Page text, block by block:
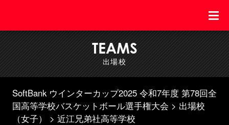
TEAMS
出場校
SoftBank ウインターカップ2025 令和7年度 第78回全
国高等学校バスケットボール選手権大会
出場校
（女子）
近江兄弟社高等学校